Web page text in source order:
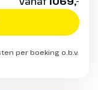
per boeking o.b.v.